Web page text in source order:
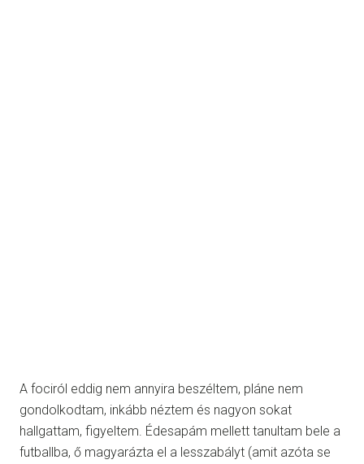
A fociról eddig nem annyira beszéltem, pláne nem
gondolkodtam, inkább néztem és nagyon sokat
hallgattam, figyeltem. Édesapám mellett tanultam bele a
futballba, ő magyarázta el a lesszabályt (amit azóta se